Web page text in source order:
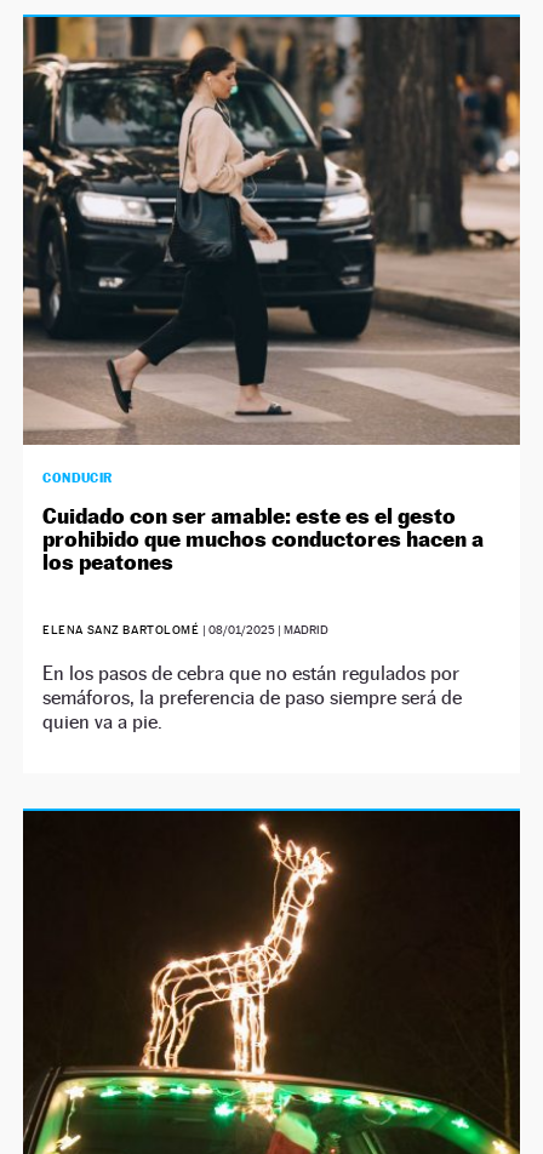
CONDUCIR
Cuidado con ser amable: este es el gesto
prohibido que muchos conductores hacen a
los peatones
ELENA SANZ BARTOLOMÉ | 08/01/2025| MADRID
En los pasos de cebra que no están regulados por
semáforos, la preferencia de paso siempre será de
quien va a pie.